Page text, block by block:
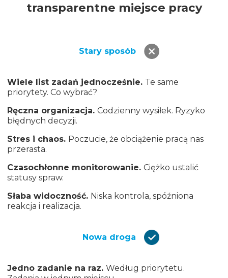
transparentne miejsce pracy
Stary sposób
Nowa droga
Wiele list zadań jednocześnie. Te same
priorytety. Co wybrać?
Jedno zadanie na raz. Według priorytetu.
Ręczna organizacja. Codzienny wysiłek. Ryzyko
błędnych decyzji.
Stres i chaos. Poczucie, że obciążenie pracą nas
przerasta.
Czasochłonne monitorowanie. Ciężko ustalić
statusy spraw.
Słaba widoczność. Niska kontrola, spóźniona
reakcja i realizacja.